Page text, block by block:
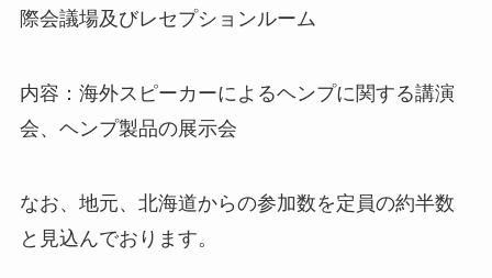
際会議場及びレセプションルーム
内容：海外スピーカーによるヘンプに関する講演
会、ヘンプ製品の展示会
なお、地元、北海道からの参加数を定員の約半数
と見込んでおります。